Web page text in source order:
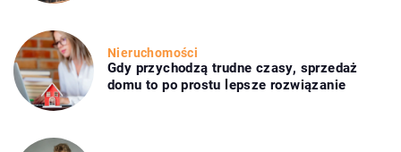
Nieruchomości
Gdy przychodzą trudne czasy, sprzedaż
domu to po prostu lepsze rozwiązanie